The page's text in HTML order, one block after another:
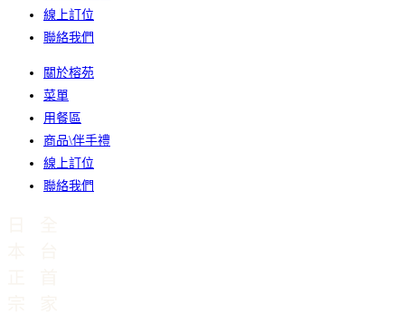
線上訂位
聯絡我們
關於榕苑
菜單
用餐區
商品\伴手禮
線上訂位
聯絡我們